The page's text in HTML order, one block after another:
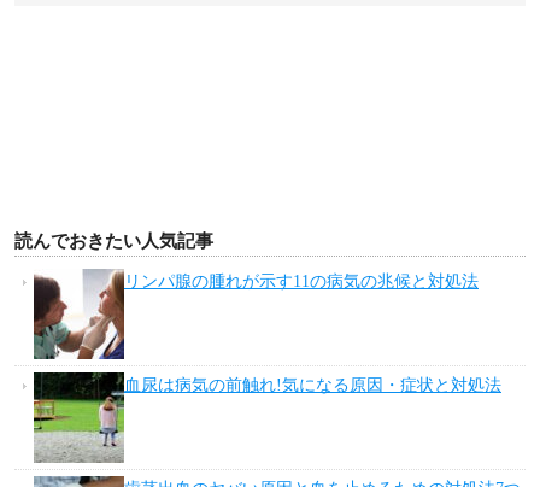
読んでおきたい人気記事
リンパ腺の腫れが示す11の病気の兆候と対処法
血尿は病気の前触れ!気になる原因・症状と対処法